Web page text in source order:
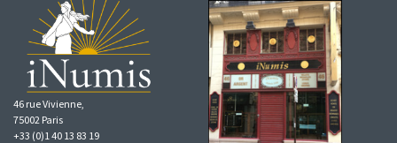
46 rue Vivienne,
75002 Paris
+33 (0)1 40 13 83 19